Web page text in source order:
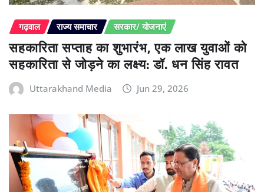
गढ़वाल राज्य समाचार सरकार/ योजनाएं
सहकारिता सप्ताह का शुभारंभ, एक लाख युवाओं को
सहकारिता से जोड़ने का लक्ष्य: डॉ. धन सिंह रावत
Uttarakhand Media Jun 29, 2026